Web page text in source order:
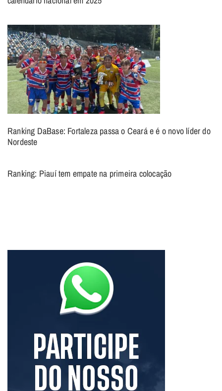
Ranking DaBase: Fortaleza passa o Ceará e é o novo líder do
Nordeste
Ranking: Piauí tem empate na primeira colocação